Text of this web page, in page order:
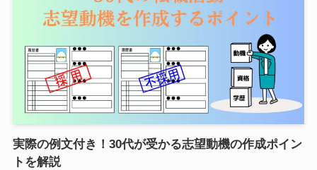
実際の例文付き！30代が受かる志望動機の作成ポイン
トを解説